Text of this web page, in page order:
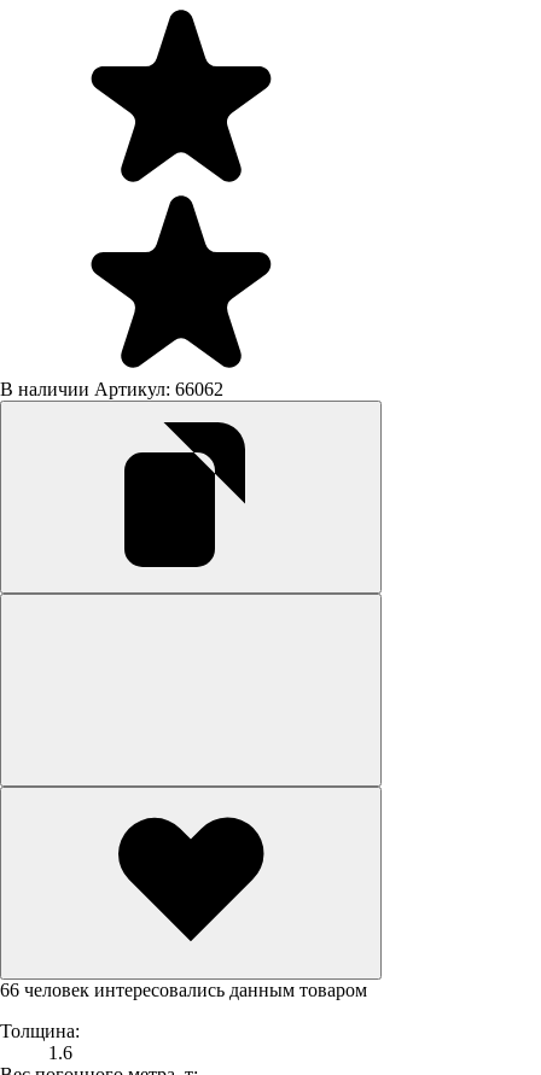
В наличии Артикул: 66062
66 человек интересовались данным товаром
Толщина:
1.6